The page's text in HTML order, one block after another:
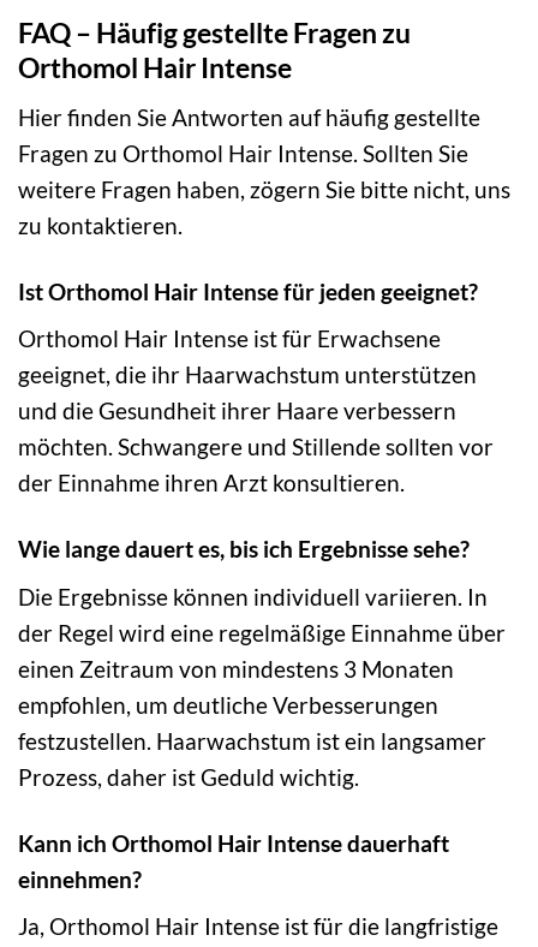
FAQ – Häufig gestellte Fragen zu
Orthomol Hair Intense
Hier finden Sie Antworten auf häufig gestellte
Fragen zu Orthomol Hair Intense. Sollten Sie
weitere Fragen haben, zögern Sie bitte nicht, uns
zu kontaktieren.
Ist Orthomol Hair Intense für jeden geeignet?
Orthomol Hair Intense ist für Erwachsene
geeignet, die ihr Haarwachstum unterstützen
und die Gesundheit ihrer Haare verbessern
möchten. Schwangere und Stillende sollten vor
der Einnahme ihren Arzt konsultieren.
Wie lange dauert es, bis ich Ergebnisse sehe?
Die Ergebnisse können individuell variieren. In
der Regel wird eine regelmäßige Einnahme über
einen Zeitraum von mindestens 3 Monaten
empfohlen, um deutliche Verbesserungen
festzustellen. Haarwachstum ist ein langsamer
Prozess, daher ist Geduld wichtig.
Kann ich Orthomol Hair Intense dauerhaft
einnehmen?
Ja, Orthomol Hair Intense ist für die langfristige